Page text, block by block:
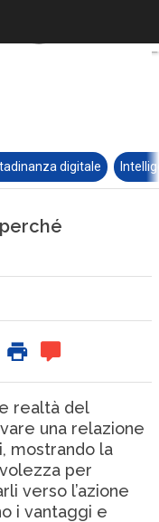
digitale
realtà del
una relazione
mostrando la
per
verso l’azione
i vantaggi e